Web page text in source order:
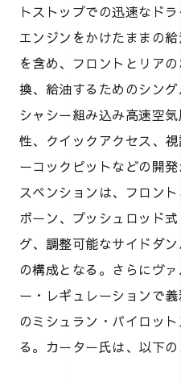
トストップでの迅速なド
エンジンをかけたままの
を含め、フロントとリア
換、給油するためのシング
シャシー組み込み高速空
性、クイックアクセス、
ーコックピットなどの開
スペンションは、フロン
ボーン、プッシュロッド
グ、調整可能なサイドダ
の構成となる。さらにヴ
ー・レギュレーションで
のミシュラン・パイロッ
る。カーター氏は、以下の